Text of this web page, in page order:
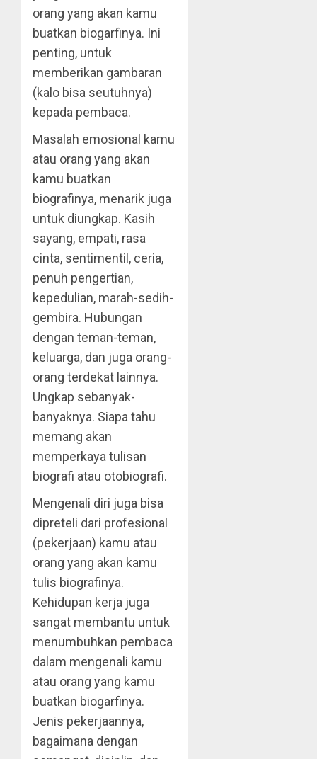
orang yang akan kamu
buatkan biogarfinya. Ini
penting, untuk
memberikan gambaran
(kalo bisa seutuhnya)
kepada pembaca.
Masalah emosional kamu
atau orang yang akan
kamu buatkan
biografinya, menarik juga
untuk diungkap. Kasih
sayang, empati, rasa
cinta, sentimentil, ceria,
penuh pengertian,
kepedulian, marah-sedih-
gembira. Hubungan
dengan teman-teman,
keluarga, dan juga orang-
orang terdekat lainnya.
Ungkap sebanyak-
banyaknya. Siapa tahu
memang akan
memperkaya tulisan
biografi atau otobiografi.
Mengenali diri juga bisa
dipreteli dari profesional
(pekerjaan) kamu atau
orang yang akan kamu
tulis biografinya.
Kehidupan kerja juga
sangat membantu untuk
menumbuhkan pembaca
dalam mengenali kamu
atau orang yang kamu
buatkan biogarfinya.
Jenis pekerjaannya,
bagaimana dengan